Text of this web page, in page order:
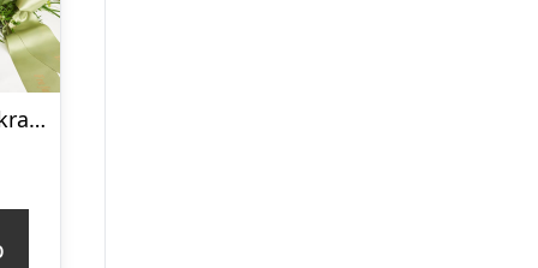
Elegant lyserød krans med bånd